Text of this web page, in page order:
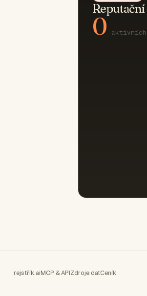
0
rejstřík.aiMCP & APIZdroje datCeník